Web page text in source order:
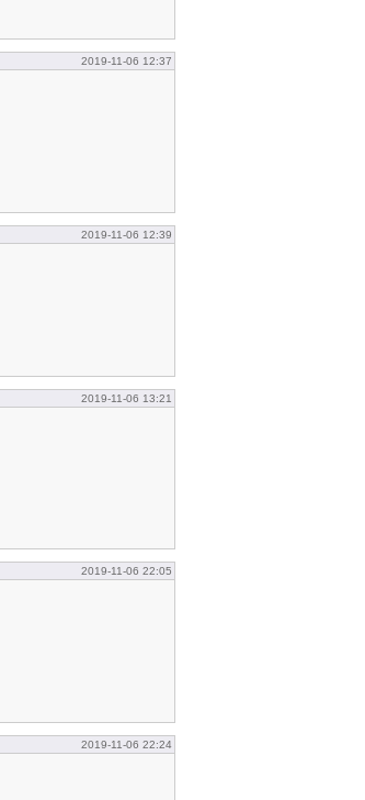
2019-11-06 12:37
2019-11-06 12:39
2019-11-06 13:21
2019-11-06 22:05
2019-11-06 22:24